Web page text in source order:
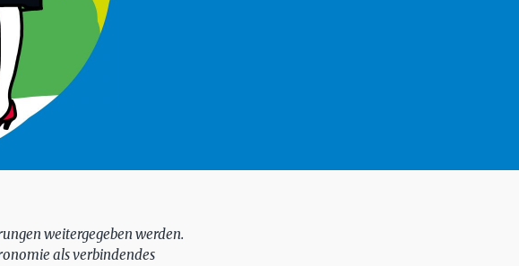
weitergegeben werden.
als verbindendes